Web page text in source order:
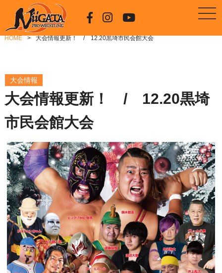
HOME 大会情報更新！ / 12.20黒埼市民会館大会
大会情報
大会情報更新！ / 12.20黒埼
市民会館大会